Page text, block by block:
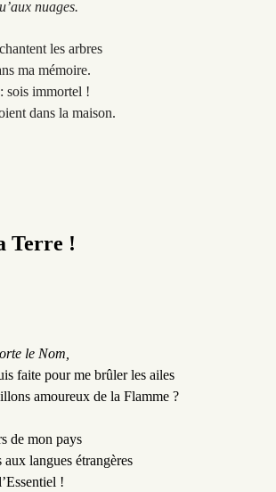
nuages.
les arbres
ma mémoire.
sois immortel !
dans la maison.
Terre !
le Nom
faite pour me brûler les ailes
amoureux de la Flamme ?
de mon pays
aux langues étrangères
!